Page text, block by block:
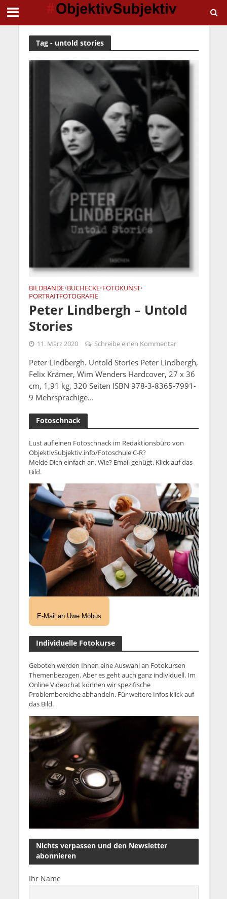
Tag - untold stories
BILDBÄNDE•BUCHECKE•FOTOKUNST•
PORTRAITFOTOGRAFIE
Peter Lindbergh – Untold
Stories
11. März 2020 Schreibe einen Kommentar
Peter Lindbergh. Untold Stories Peter Lindbergh,
Felix Krämer, Wim Wenders Hardcover, 27 x 36
cm, 1,91 kg, 320 Seiten ISBN 978-3-8365-7991-
9 Mehrsprachige...
Fotoschnack
Lust auf einen Fotoschnack im Redaktionsbüro von
ObjektivSubjektiv.info/Fotoschule C-R?
Melde Dich einfach an. Wie? Email genügt. Klick auf das
Bild.
E-Mail an Uwe Möbus
Individuelle Fotokurse
Geboten werden Ihnen eine Auswahl an Fotokursen
Themenbezogen. Aber es geht auch ganz individuell. Im
Online Videochat können wir spezifische
Problembereiche abhandeln. Für weitere Infos klick auf
das Bild.
abonnieren
Ihr Name
Bitte die Emailadresse hier eintragen
Ich akzeptiere die Datenschutzbestimmungen
Bitte spendier mir einen Kaffee